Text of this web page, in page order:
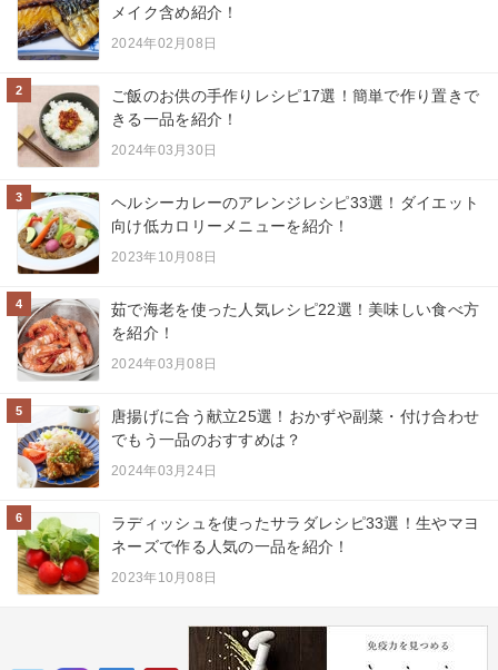
メイク含め紹介！
2024年02月08日
2
ご飯のお供の手作りレシピ17選！簡単で作り置きで
きる一品を紹介！
2024年03月30日
3
ヘルシーカレーのアレンジレシピ33選！ダイエット
向け低カロリーメニューを紹介！
2023年10月08日
4
茹で海老を使った人気レシピ22選！美味しい食べ方
を紹介！
2024年03月08日
5
唐揚げに合う献立25選！おかずや副菜・付け合わせ
でもう一品のおすすめは？
2024年03月24日
6
ラディッシュを使ったサラダレシピ33選！生やマヨ
ネーズで作る人気の一品を紹介！
2023年10月08日